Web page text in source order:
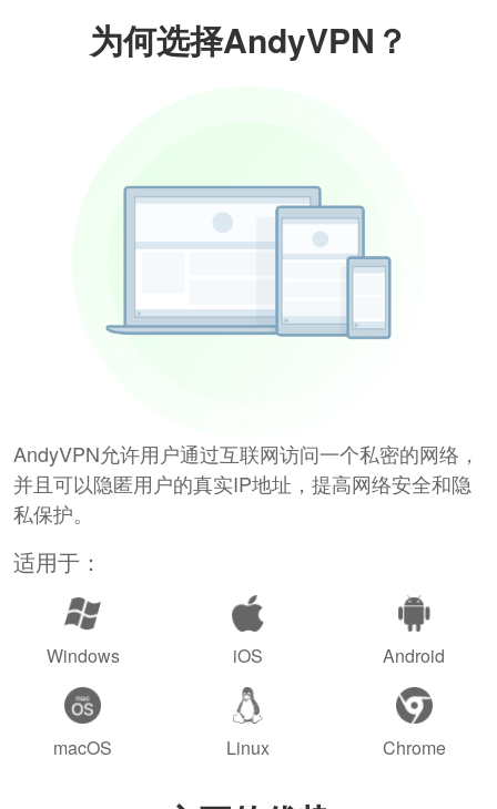
为何选择AndyVPN？
AndyVPN允许用户通过互联网访问一个私密的网络，
并且可以隐匿用户的真实IP地址，提高网络安全和隐
私保护。
适用于：
Windows iOS Android
macOS Linux Chrome